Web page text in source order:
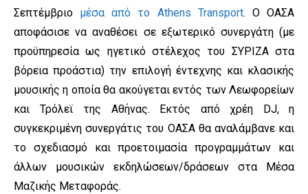
Σεπτέμβριο μέσα από το Athens Transport. Ο ΟΑΣΑ
αποφάσισε να αναθέσει σε εξωτερικό συνεργάτη (με
προϋπηρεσία ως ηγετικό στέλεχος του ΣΥΡΙΖΑ στα
βόρεια προάστια) την επιλογή έντεχνης και κλασικής
μουσικής η οποία θα ακούγεται εντός των Λεωφορείων
και Τρόλεϊ της Αθήνας. Εκτός από χρέη DJ, η
συγκεκριμένη συνεργάτις του ΟΑΣΑ θα αναλάμβανε και
το σχεδιασμό και προετοιμασία προγραμμάτων και
άλλων μουσικών εκδηλώσεων/δράσεων στα Μέσα
Μαζικής Μεταφοράς.